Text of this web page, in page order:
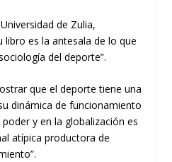
de Zulia,
libro esla antesala de lo que
del deporte”.
que el deporte tiene una
dinámica de funcionamiento
podery en la globalización es
atípica productora de
”.